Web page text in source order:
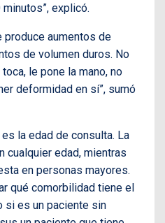
explicó.
produce aumentos de
de volumen duros. No
le pone la mano, no
deformidad en sí”, sumó
la edad de consulta. La
cualquier edad, mientras
en personas mayores.
qué comorbilidad tiene el
si es un paciente sin